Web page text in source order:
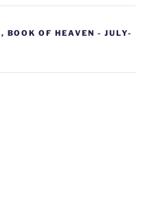
, BOOK OF HEAVEN - JULY-